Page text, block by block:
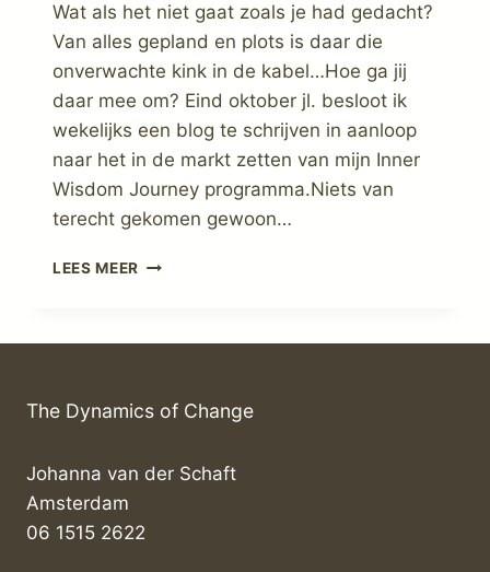
Wat als het niet gaat zoals je had gedacht?
Van alles gepland en plots is daar die
onverwachte kink in de kabel…Hoe ga jij
daar mee om? Eind oktober jl. besloot ik
wekelijks een blog te schrijven in aanloop
naar het in de markt zetten van mijn Inner
Wisdom Journey programma.Niets van
terecht gekomen gewoon…
LEES MEER HET
VERWACHT!
The Dynamics of Change
Johanna van der Schaft
Amsterdam
06 1515 2622